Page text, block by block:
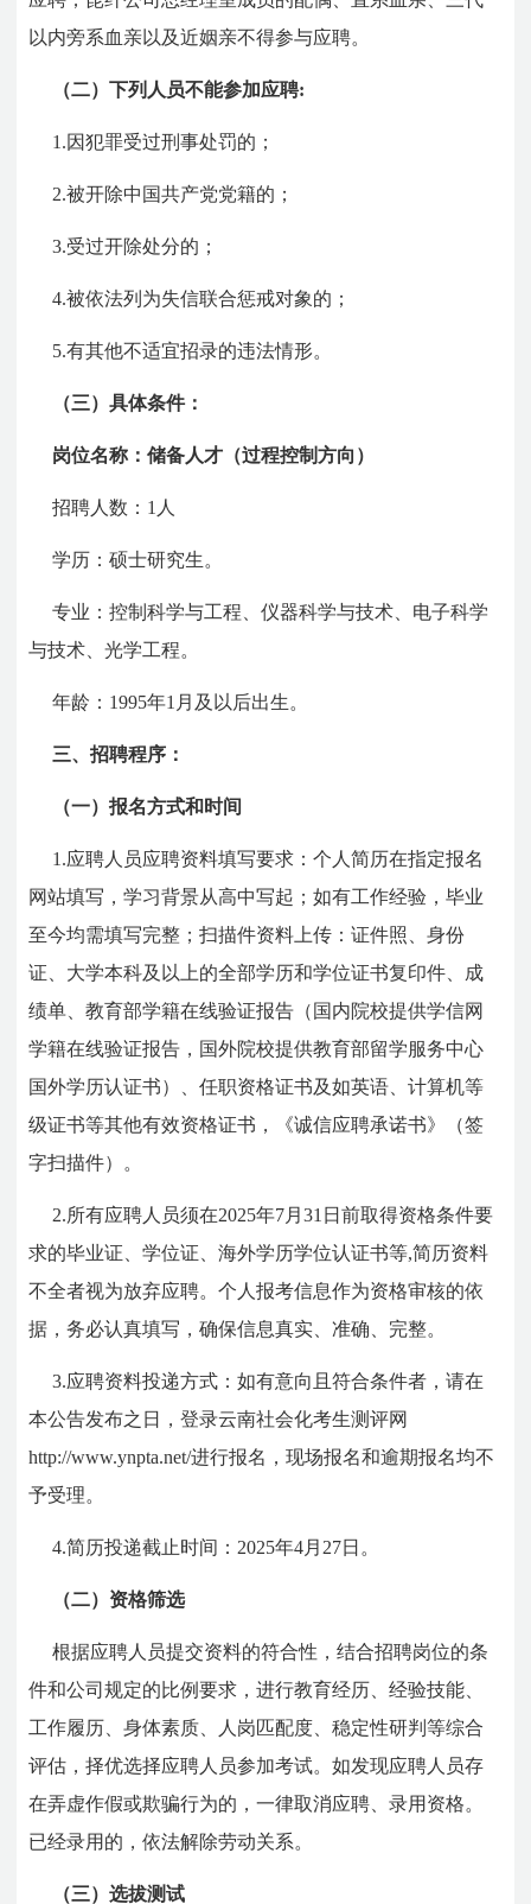
以内旁系血亲以及近姻亲不得参与应聘。
（二）下列人员不能参加应聘:
1.因犯罪受过刑事处罚的；
2.被开除中国共产党党籍的；
3.受过开除处分的；
4.被依法列为失信联合惩戒对象的；
5.有其他不适宜招录的违法情形。
（三）具体条件：
岗位名称：储备人才（过程控制方向）
招聘人数：1人
学历：硕士研究生。
专业：控制科学与工程、仪器科学与技术、电子科学
与技术、光学工程。
年龄：1995年1月及以后出生。
三、招聘程序：
（一）报名方式和时间
1.应聘人员应聘资料填写要求：个人简历在指定报名
网站填写，学习背景从高中写起；如有工作经验，毕业
至今均需填写完整；扫描件资料上传：证件照、身份
证、大学本科及以上的全部学历和学位证书复印件、成
绩单、教育部学籍在线验证报告（国内院校提供学信网
学籍在线验证报告，国外院校提供教育部留学服务中心
国外学历认证书）、任职资格证书及如英语、计算机等
级证书等其他有效资格证书，《诚信应聘承诺书》（签
字扫描件）。
2.所有应聘人员须在2025年7月31日前取得资格条件要
求的毕业证、学位证、海外学历学位认证书等,简历资料
不全者视为放弃应聘。个人报考信息作为资格审核的依
据，务必认真填写，确保信息真实、准确、完整。
3.应聘资料投递方式：如有意向且符合条件者，请在
本公告发布之日，登录云南社会化考生测评网
http://www.ynpta.net/进行报名，现场报名和逾期报名均不
予受理。
4.简历投递截止时间：2025年4月27日。
（二）资格筛选
根据应聘人员提交资料的符合性，结合招聘岗位的条
件和公司规定的比例要求，进行教育经历、经验技能、
工作履历、身体素质、人岗匹配度、稳定性研判等综合
评估，择优选择应聘人员参加考试。如发现应聘人员存
在弄虚作假或欺骗行为的，一律取消应聘、录用资格。
已经录用的，依法解除劳动关系。
（三）选拔测试